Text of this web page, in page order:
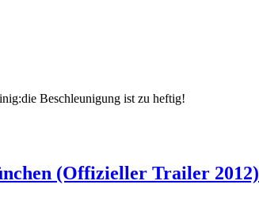
Beschleunigung ist zu heftig!
(Offizieller Trailer 2012)